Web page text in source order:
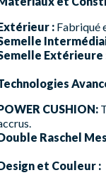
: Fabriqué
Extérieure
CUSHION:
Raschel
et Couleur :